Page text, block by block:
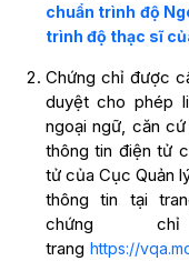
chuẩn trình độ
trình độ thạc sĩ
Chứng chỉ được
duyệt cho phép
ngoại ngữ, căn
thông tin điện tử
tử của Cục Quản
thông tin tại
chứng
trang https://